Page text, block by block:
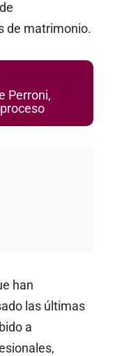
de matrimonio.
Perroni,
han
las últimas
a